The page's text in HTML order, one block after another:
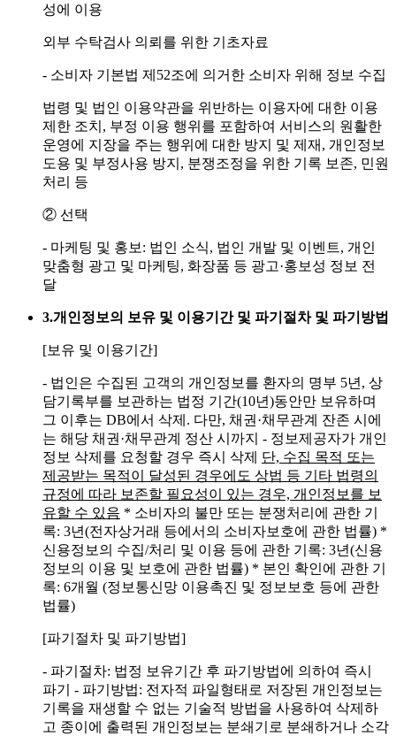
성에 이용
외부 수탁검사 의뢰를 위한 기초자료
- 소비자 기본법 제52조에 의거한 소비자 위해 정보 수집
법령 및 법인 이용약관을 위반하는 이용자에 대한 이용
제한 조치, 부정 이용 행위를 포함하여 서비스의 원활한
운영에 지장을 주는 행위에 대한 방지 및 제재, 개인정보
도용 및 부정사용 방지, 분쟁조정을 위한 기록 보존, 민원
처리 등
② 선택
- 마케팅 및 홍보: 법인 소식, 법인 개발 및 이벤트, 개인
맞춤형 광고 및 마케팅, 화장품 등 광고·홍보성 정보 전
달
3.개인정보의 보유 및 이용기간 및 파기절차 및 파기방법
[보유 및 이용기간]
- 법인은 수집된 고객의 개인정보를 환자의 명부 5년, 상
담기록부를 보관하는 법정 기간(10년)동안만 보유하며
그 이후는 DB에서 삭제. 다만, 채권·채무관계 잔존 시에
는 해당 채권·채무관계 정산 시까지 - 정보제공자가 개인
정보 삭제를 요청할 경우 즉시 삭제 단, 수집 목적 또는
제공받는 목적이 달성된 경우에도 상법 등 기타 법령의
규정에 따라 보존할 필요성이 있는 경우, 개인정보를 보
유할 수 있음 * 소비자의 불만 또는 분쟁처리에 관한 기
록: 3년(전자상거래 등에서의 소비자보호에 관한 법률) *
신용정보의 수집/처리 및 이용 등에 관한 기록: 3년(신용
정보의 이용 및 보호에 관한 법률) * 본인 확인에 관한 기
록: 6개월 (정보통신망 이용촉진 및 정보보호 등에 관한
법률)
[파기절차 및 파기방법]
- 파기절차: 법정 보유기간 후 파기방법에 의하여 즉시
파기
- 파기방법: 전자적 파일형태로 저장된 개인정보는
기록을 재생할 수 없는 기술적 방법을 사용하여 삭제하
고 종이에 출력된 개인정보는 분쇄기로 분쇄하거나 소각